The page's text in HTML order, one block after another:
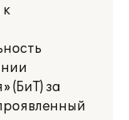
(БиТ) за